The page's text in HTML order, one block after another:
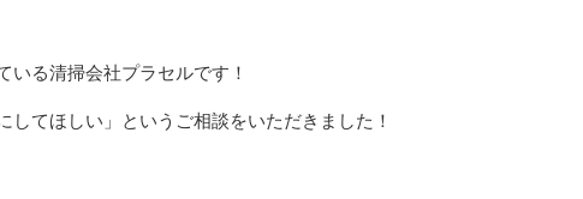
る清掃会社プラセルです！
てほしい」というご相談をいただきました！